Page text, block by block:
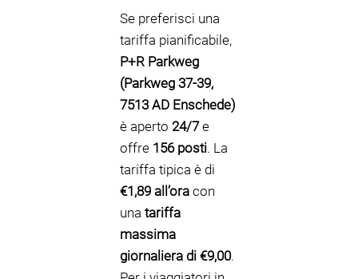
Se preferisci una
tariffa pianificabile,
P+R Parkweg
(Parkweg 37-39,
7513 AD Enschede)
è aperto 24/7e
offre 156 posti. La
tariffa tipica è di
€1,89 all’ora con
una tariffa
massima
giornaliera di €9,00.